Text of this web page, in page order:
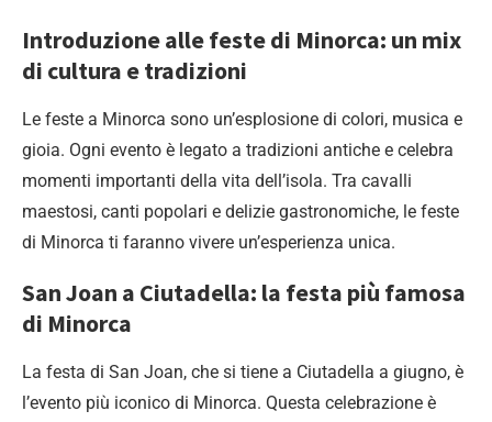
Introduzione alle feste di Minorca: un mix
di cultura e tradizioni
Le feste a Minorca sono un’esplosione di colori, musica e
gioia. Ogni evento è legato a tradizioni antiche e celebra
momenti importanti della vita dell’isola. Tra cavalli
maestosi, canti popolari e delizie gastronomiche, le feste
di Minorca ti faranno vivere un’esperienza unica.
San Joan a Ciutadella: la festa più famosa
di Minorca
La festa di San Joan, che si tiene a Ciutadella a giugno, è
l’evento più iconico di Minorca. Questa celebrazione è